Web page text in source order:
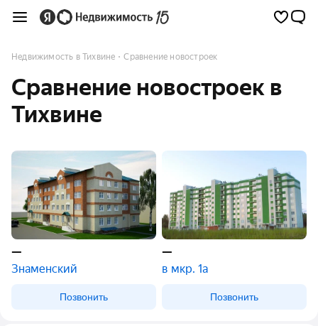
Сравнение новостроек
Недвижимость в Тихвине
Сравнение новостроек в
Тихвине
—
—
Знаменский
в мкр. 1а
Позвонить Позвонить